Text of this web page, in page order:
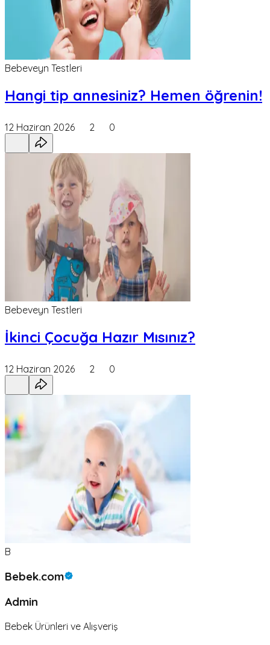
Bebeveyn Testleri
Hangi tip annesiniz? Hemen öğrenin!
12 Haziran 2026 2 0
Bebeveyn Testleri
İkinci Çocuğa Hazır Mısınız?
12 Haziran 2026 2 0
B
Bebek.com
Admin
Bebek Ürünleri ve Alışveriş